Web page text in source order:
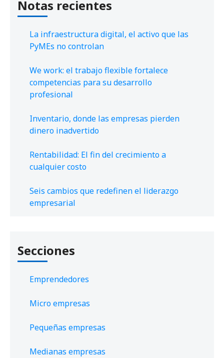
Notas recientes
La infraestructura digital, el activo que las
PyMEs no controlan
We work: el trabajo flexible fortalece
competencias para su desarrollo
profesional
Inventario, donde las empresas pierden
dinero inadvertido
Rentabilidad: El fin del crecimiento a
cualquier costo
Seis cambios que redefinen el liderazgo
empresarial
Secciones
Emprendedores
Micro empresas
Pequeñas empresas
Medianas empresas